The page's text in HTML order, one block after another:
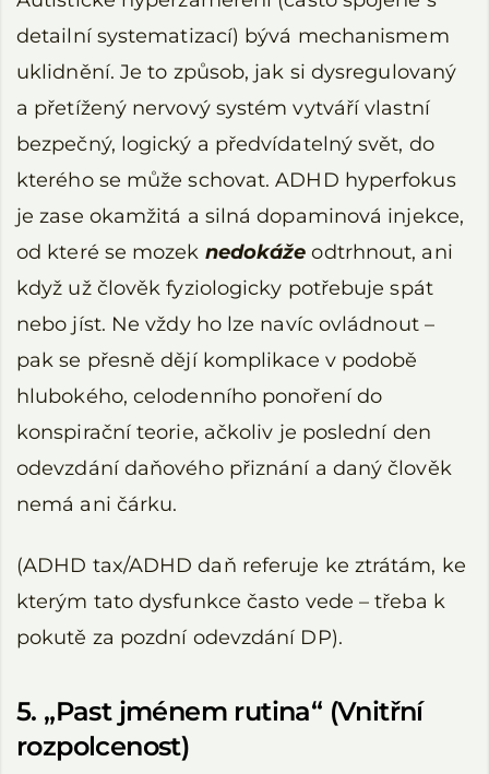
detailní systematizací) bývá mechanismem
uklidnění. Je to způsob, jak si dysregulovaný
a přetížený nervový systém vytváří vlastní
bezpečný, logický a předvídatelný svět, do
kterého se může schovat. ADHD hyperfokus
je zase okamžitá a silná dopaminová injekce,
od které se mozek nedokáže odtrhnout, ani
když už člověk fyziologicky potřebuje spát
nebo jíst. Ne vždy ho lze navíc ovládnout –
pak se přesně dějí komplikace v podobě
hlubokého, celodenního ponoření do
konspirační teorie, ačkoliv je poslední den
odevzdání daňového přiznání a daný člověk
nemá ani čárku.
(ADHD tax/ADHD daň referuje ke ztrátám, ke
kterým tato dysfunkce často vede – třeba k
pokutě za pozdní odevzdání DP).
5. „Past jménem rutina“ (Vnitřní
rozpolcenost)